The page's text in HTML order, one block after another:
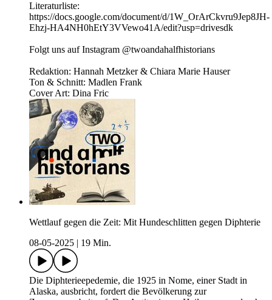
Literaturliste:
https://docs.google.com/document/d/1W_OrArCkvru9Jep8JH-
Ehzj-HA4NH0hEtY3VVewo41A/edit?usp=drivesdk
Folgt uns auf Instagram @twoandahalfhistorians
Redaktion: Hannah Metzker & Chiara Marie Hauser
Ton & Schnitt: Madlen Frank
Cover Art: Dina Fric
Wettlauf gegen die Zeit: Mit Hundeschlitten gegen Diphterie
08-05-2025
19 Min.
Die Diphterieepedemie, die 1925 in Nome, einer Stadt in
Alaska, ausbricht, fordert die Bevölkerung zur